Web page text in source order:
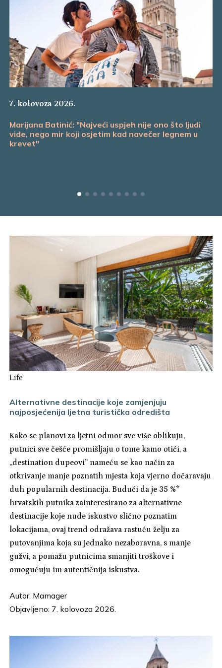
7. kolovoza 2026.
Marijana Batinić: "Najveći uspjeh nije ono što ljudi
vide, nego mir koji osjetim kad navečer legnem u
krevet"
Life
Alternativne destinacije koje zamjenjuju
najposjećenija ljetna turistička odredišta
Kako se planovi za ljetni odmor sve više oblikuju,
putnici sve češće promišljaju o tome kamo otići, a
„destination dupeovi” nameću se kao način za
otkrivanje manje poznatih mjesta koja vjerno dočaravaju
duh popularnih destinacija. Budući da je 35 %*
hrvatskih putnika zainteresirano za alternativne
destinacije koje nude iskustvo slično poznatim
lokacijama, ovaj trend odražava rastuću želju za
putovanjima koja su jednako nezaboravna, s manje
gužvi, a pomažu putnicima smanjiti troškove i
omogućuju im autentičnija iskustva.
Autor: Mamager
Objavljeno: 7. kolovoza 2026.